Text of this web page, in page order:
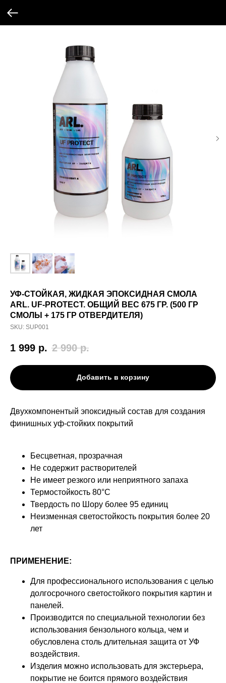
УФ-СТОЙКАЯ, ЖИДКАЯ ЭПОКСИДНАЯ СМОЛА
ARL. UF-PROTECT. ОБЩИЙ ВЕС 675 ГР. (500 ГР
СМОЛЫ + 175 ГР ОТВЕРДИТЕЛЯ)
SKU: SUP001
1 999 р. 2 990 р.
Добавить в корзину
Двухкомпонентый эпоксидный состав для создания
финишных уф-стойких покрытий
Бесцветная, прозрачная
Не содержит растворителей
Не имеет резкого или неприятного запаха
Термостойкость 80°C
Твердость по Шору более 95 единиц
Неизменная светостойкость покрытия более 20
лет
ПРИМЕНЕНИЕ:
Для профессионального использования с целью
долгосрочного светостойкого покрытия картин и
панелей.
Производится по специальной технологии без
использования бензольного кольца, чем и
обусловлена столь длительная защита от УФ
воздействия.
Изделия можно использовать для экстерьера,
покрытие не боится прямого воздействия